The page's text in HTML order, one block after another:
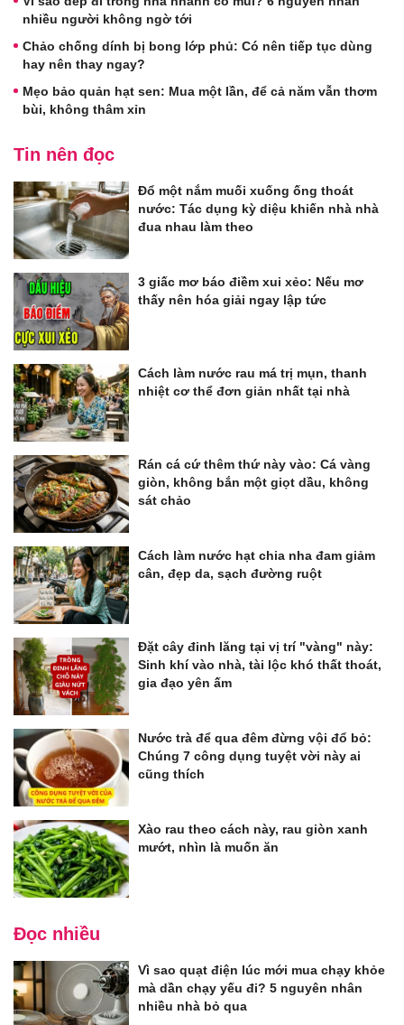
nhiều người không ngờ tới
Chảo chống dính bị bong lớp phủ: Có nên tiếp tục dùng
hay nên thay ngay?
Mẹo bảo quản hạt sen: Mua một lần, để cả năm vẫn thơm
bùi, không thâm xỉn
Tin nên đọc
Đổ một nắm muối xuống ống thoát
nước: Tác dụng kỳ diệu khiến nhà nhà
đua nhau làm theo
3 giấc mơ báo điềm xui xẻo: Nếu mơ
thấy nên hóa giải ngay lập tức
Cách làm nước rau má trị mụn, thanh
nhiệt cơ thể đơn giản nhất tại nhà
Rán cá cứ thêm thứ này vào: Cá vàng
giòn, không bắn một giọt dầu, không
sát chảo
Cách làm nước hạt chia nha đam giảm
cân, đẹp da, sạch đường ruột
Đặt cây đinh lăng tại vị trí "vàng" này:
Sinh khí vào nhà, tài lộc khó thất thoát,
gia đạo yên ấm
Nước trà để qua đêm đừng vội đổ bỏ:
Chúng 7 công dụng tuyệt vời này ai
cũng thích
Xào rau theo cách này, rau giòn xanh
mướt, nhìn là muốn ăn
Đọc nhiều
Vì sao quạt điện lúc mới mua chạy khỏe
mà dần chạy yếu đi? 5 nguyên nhân
nhiều nhà bỏ qua